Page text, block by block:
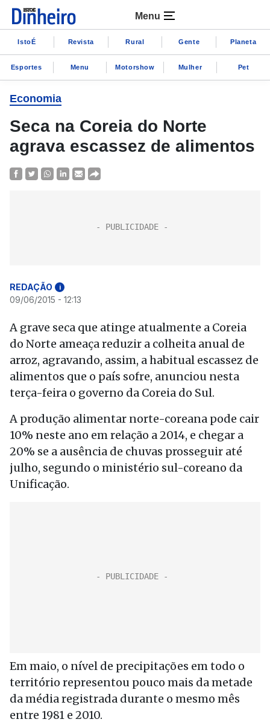
Menu
IstoÉ Revista Rural Gente Planeta
Esportes Menu Motorshow Mulher Pet
Economia
Seca na Coreia do Norte
agrava escassez de alimentos
REDAÇÃO i
09/06/2015 - 12:13
A grave seca que atinge atualmente a Coreia
do Norte ameaça reduzir a colheita anual de
arroz, agravando, assim, a habitual escassez de
alimentos que o país sofre, anunciou nesta
terça-feira o governo da Coreia do Sul.
A produção alimentar norte-coreana pode cair
10% neste ano em relação a 2014, e chegar a
20% se a ausência de chuvas prosseguir até
julho, segundo o ministério sul-coreano da
Unificação.
Em maio, o nível de precipitações em todo o
território representou pouco mais da metade
da média registrada durante o mesmo mês
entre 1981 e 2010.